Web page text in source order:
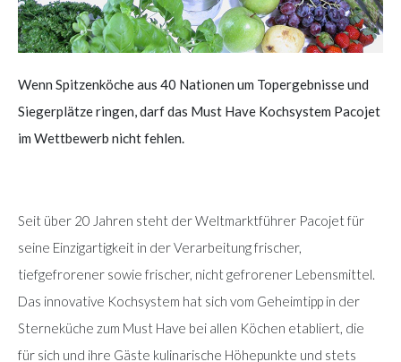
Wenn Spitzenköche aus 40 Nationen um Topergebnisse und
Siegerplätze ringen, darf das Must Have Kochsystem Pacojet
im Wettbewerb nicht fehlen.
Seit über 20 Jahren steht der Weltmarktführer Pacojet für
seine Einzigartigkeit in der Verarbeitung frischer,
tiefgefrorener sowie frischer, nicht gefrorener Lebensmittel.
Das innovative Kochsystem hat sich vom Geheimtipp in der
Sterneküche zum Must Have bei allen Köchen etabliert, die
für sich und ihre Gäste kulinarische Höhepunkte und stets